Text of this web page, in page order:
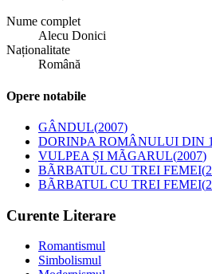
Nume complet
Alecu Donici
Naționalitate
Română
Opere notabile
GÂNDUL(2007)
DORINÞA ROMÂNULUI DIN
VULPEA ȘI MÃGARUL(2007)
BÃRBATUL CU TREI FEMEI(
BÃRBATUL CU TREI FEMEI(
Curente Literare
Romantismul
Simbolismul